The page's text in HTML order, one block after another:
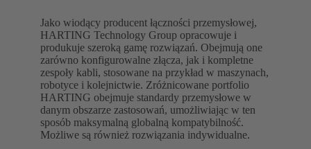
Jako wiodący producent łączności przemysłowej,
HARTING Technology Group opracowuje i
produkuje szeroką gamę rozwiązań. Obejmują one
zarówno konfigurowalne złącza, jak i kompletne
zespoły kabli, stosowane na przykład w maszynach,
robotyce i kolejnictwie. Zróżnicowane portfolio
HARTING obejmuje standardy przemysłowe w
danym obszarze zastosowań, umożliwiając w ten
sposób maksymalną globalną kompatybilność.
Możliwe są również rozwiązania indywidualne.